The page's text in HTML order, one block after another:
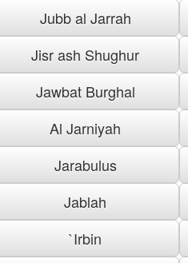
Jubb al Jarrah
Jisr ash Shughur
Jawbat Burghal
Al Jarniyah
Jarabulus
Jablah
`Irbin